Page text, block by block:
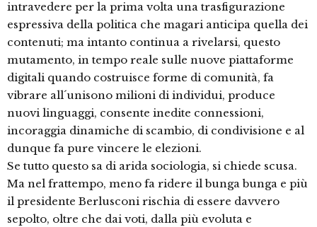
intravedere per la prima volta una trasfigurazione
espressiva della politica che magari anticipa quella dei
contenuti; ma intanto continua a rivelarsi, questo
mutamento, in tempo reale sulle nuove piattaforme
digitali quando costruisce forme di comunità, fa
vibrare all´unisono milioni di individui, produce
nuovi linguaggi, consente inedite connessioni,
incoraggia dinamiche di scambio, di condivisione e al
dunque fa pure vincere le elezioni.
Se tutto questo sa di arida sociologia, si chiede scusa.
Ma nel frattempo, meno fa ridere il bunga bunga e più
il presidente Berlusconi rischia di essere davvero
sepolto, oltre che dai voti, dalla più evoluta e